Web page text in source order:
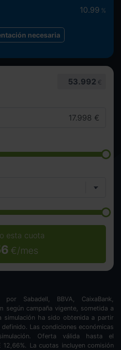
53.992 €
esta cuota
€/mes
10.99 %
necesaria
por Sabadell, BBVA, CaixaBank,
según campaña vigente, sometida a
simulación ha sido obtenida a partir
Las condiciones económicas
Oferta válida hasta el
12,66%. La cuotas incluyen comisión